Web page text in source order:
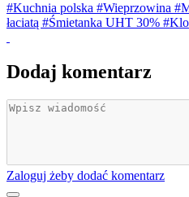
#Kuchnia polska #Wieprzowina
łaciatą #Śmietanka UHT 30%
Dodaj komentarz
Zaloguj żeby dodać komentarz